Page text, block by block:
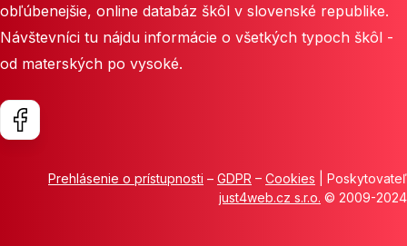
obľúbenejšie, online databáz škôl v slovenské republike.
Návštevníci tu nájdu informácie o všetkých typoch škôl -
od materských po vysoké.
Prehlásenie o prístupnosti – GDPR – Cookies | Poskytovateľ
just4web.cz s.r.o. © 2009-2024